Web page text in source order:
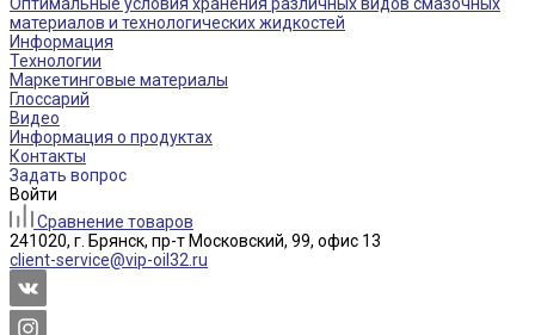
материалов и технологических жидкостей
Информация
Технологии
Маркетинговые материалы
Глоссарий
Видео
Информация о продуктах
Контакты
Задать вопрос
Войти
Сравнение товаров
241020, г. Брянск, пр-т Московский, 99, офис 13
client-service@vip-oil32.ru